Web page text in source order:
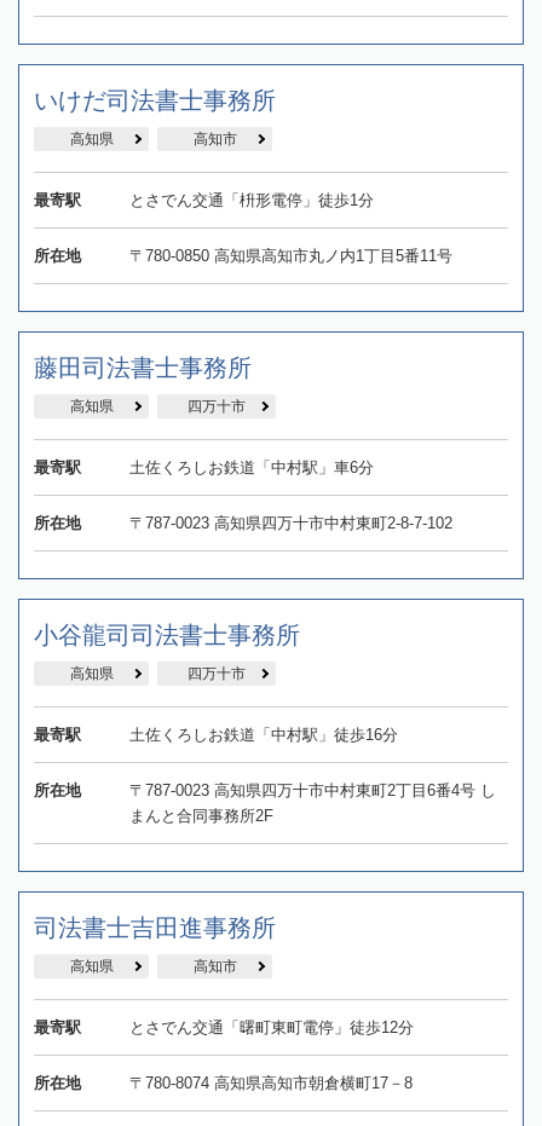
いけだ司法書士事務所
高知県 高知市
最寄駅 とさでん交通「枡形電停」徒歩1分
所在地 〒780-0850 高知県高知市丸ノ内1丁目5番11号
藤田司法書士事務所
高知県 四万十市
最寄駅 土佐くろしお鉄道「中村駅」車6分
所在地 〒787-0023 高知県四万十市中村東町2-8-7-102
小谷龍司司法書士事務所
高知県 四万十市
最寄駅 土佐くろしお鉄道「中村駅」徒歩16分
所在地
〒787-0023 高知県四万十市中村東町2丁目6番4号 し
まんと合同事務所2F
司法書士吉田進事務所
高知県 高知市
最寄駅 とさでん交通「曙町東町電停」徒歩12分
所在地 〒780-8074 高知県高知市朝倉横町17－8